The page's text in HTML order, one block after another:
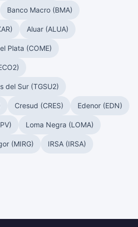
Banco Macro (BMA)
Aluar (ALUA)
Plata (COME)
del Sur (TGSU2)
Cresud (CRES) Edenor (EDN)
Loma Negra (LOMA)
(MIRG) IRSA (IRSA)